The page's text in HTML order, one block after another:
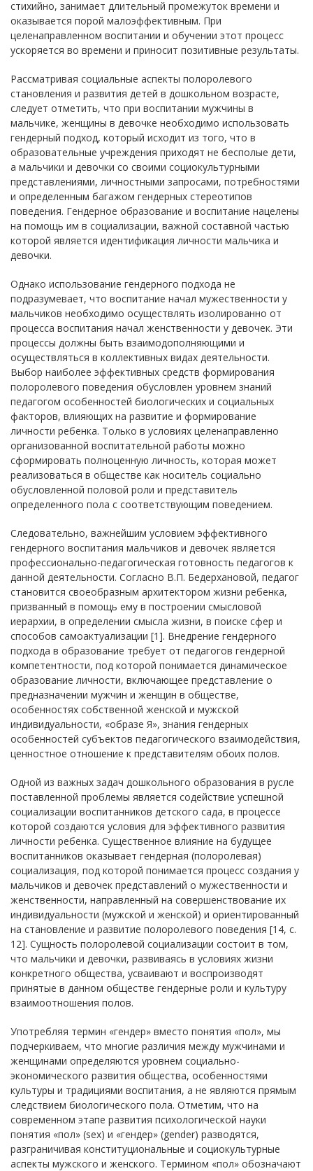
стихийно, занимает длительный промежуток времени и
оказывается порой малоэффективным. При
целенаправленном воспитании и обучении этот процесс
ускоряется во времени и приносит позитивные результаты.
Рассматривая социальные аспекты полоролевого
становления и развития детей в дошкольном возрасте,
следует отметить, что при воспитании мужчины в
мальчике, женщины в девочке необходимо использовать
гендерный подход, который исходит из того, что в
образовательные учреждения приходят не бесполые дети,
а мальчики и девочки со своими социокультурными
представлениями, личностными запросами, потребностями
и определенным багажом гендерных стереотипов
поведения. Гендерное образование и воспитание нацелены
на помощь им в социализации, важной составной частью
которой является идентификация личности мальчика и
девочки.
Однако использование гендерного подхода не
подразумевает, что воспитание начал мужественности у
мальчиков необходимо осуществлять изолированно от
процесса воспитания начал женственности у девочек. Эти
процессы должны быть взаимодополняющими и
осуществляться в коллективных видах деятельности.
Выбор наиболее эффективных средств формирования
полоролевого поведения обусловлен уровнем знаний
педагогом особенностей биологических и социальных
факторов, влияющих на развитие и формирование
личности ребенка. Только в условиях целенаправленно
организованной воспитательной работы можно
сформировать полноценную личность, которая может
реализоваться в обществе как носитель социально
обусловленной половой роли и представитель
определенного пола с соответствующим поведением.
Следовательно, важнейшим условием эффективного
гендерного воспитания мальчиков и девочек является
профессионально-педагогическая готовность педагогов к
данной деятельности. Согласно В.П. Бедерхановой, педагог
становится своеобразным архитектором жизни ребенка,
призванный в помощь ему в построении смысловой
иерархии, в определении смысла жизни, в поиске сфер и
способов самоактуализации [1]. Внедрение гендерного
подхода в образование требует от педагогов гендерной
компетентности, под которой понимается динамическое
образование личности, включающее представление о
предназначении мужчин и женщин в обществе,
особенностях собственной женской и мужской
индивидуальности, «образе Я», знания гендерных
особенностей субъектов педагогического взаимодействия,
ценностное отношение к представителям обоих полов.
Одной из важных задач дошкольного образования в русле
поставленной проблемы является содействие успешной
социализации воспитанников детского сада, в процессе
которой создаются условия для эффективного развития
личности ребенка. Существенное влияние на будущее
воспитанников оказывает гендерная (полоролевая)
социализация, под которой понимается процесс создания у
мальчиков и девочек представлений о мужественности и
женственности, направленный на совершенствование их
индивидуальности (мужской и женской) и ориентированный
на становление и развитие полоролевого поведения [14, с.
12]. Сущность полоролевой социализации состоит в том,
что мальчики и девочки, развиваясь в условиях жизни
конкретного общества, усваивают и воспроизводят
принятые в данном обществе гендерные роли и культуру
взаимоотношения полов.
Употребляя термин «гендер» вместо понятия «пол», мы
подчеркиваем, что многие различия между мужчинами и
женщинами определяются уровнем социально-
экономического развития общества, особенностями
культуры и традициями воспитания, а не являются прямым
следствием биологического пола. Отметим, что на
современном этапе развития психологической науки
понятия «пол» (sex) и «гендер» (gender) разводятся,
разграничивая конституциональные и социокультурные
аспекты мужского и женского. Термином «пол» обозначают